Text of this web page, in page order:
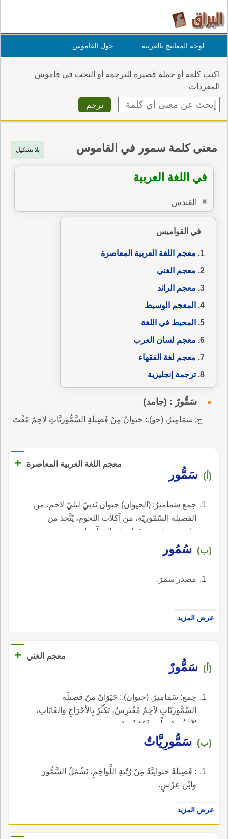
لوحة المفاتيح بالعربية حول القاموس
اكتب كلمة أو جملة قصيرة للترجمة أو البحث في قاموس
المفردات
بلا تشكيل معنى كلمة سمور في القاموس
في اللغة العربية
القندس
في القواميس
معجم اللغة العربية المعاصرة
معجم الغني
معجم الرائد
المعجم الوسيط
المحيط في اللغة
معجم لسان العرب
معجم لغة الفقهاء
ترجمة إنجليزية
سَمُّورٌ : (جامد)
ج: سَمَامِيرُ. (حو).: حَيَوَانٌ مِنْ فَصِيلَةِ السَّمُّوريَّاتِ لاَحِمٌ مُفْتَ
معجم اللغة العربية المعاصرة +
(أ) سَمُّور
جمع سَماميرُ: (الحيوان) حيوان ثدييّ ليليّ لاحم، من
الفصيلة السّمّوريّة، من آكلات اللحوم، يُتَّخذ من
جلده فرو ثمين، يقطن شمالي آسيا.
(ب) سُمُور
مصدر سمَرَ.
عرض المزيد
معجم الغني +
(أ) سَمُّورٌ
جمع: سَمَامِيرُ. (حيوان).: حَيَوَانٌ مِنْ فَصِيلَةِ
السَّمُّوريَّاتِ لاَحِمٌ مُفْتَرِسٌ، يَكْثُرُ بِالأحْرَاجِ والغَابَاتِ،
يُتَّخَذُ مِنْ جِلْدِهِ فَرْوٌ ثَمِينٌ.
(ب) سَمُّورِيَّاتٌ
: فَصِيلَةٌ حَيَوَانِيَّةٌ مِنْ رُتْبَةِ اللَّوَاحِمِ، تَشْمُلُ السَّمُّورَ
وابْنَ عِرْسٍ.
عرض المزيد